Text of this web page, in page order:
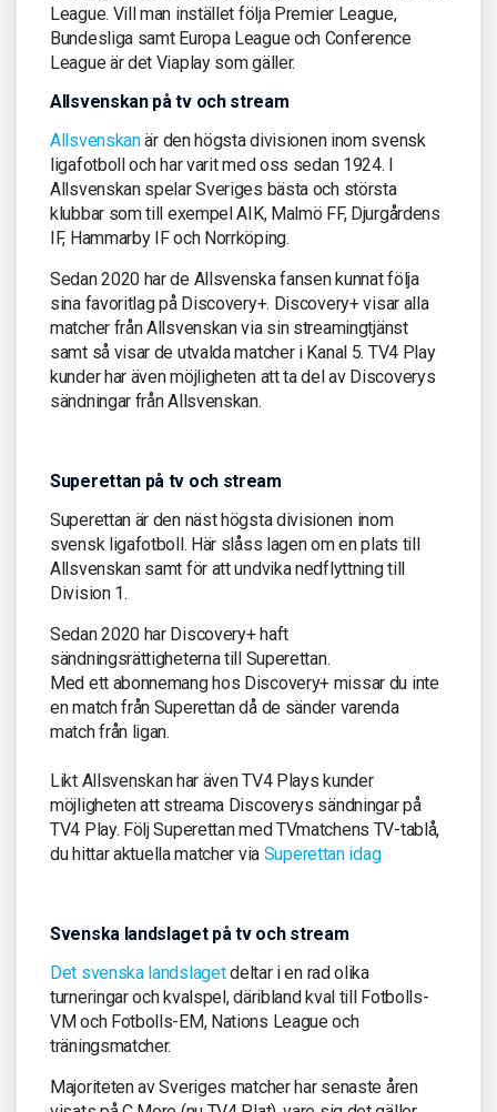
League. Vill man instället följa Premier League,
Bundesliga samt Europa League och Conference
League är det Viaplay som gäller.
Allsvenskan på tv och stream
Allsvenskanär den högsta divisionen inom svensk
ligafotboll och har varit med oss sedan 1924. I
Allsvenskan spelar Sveriges bästa och största
klubbar som till exempel AIK, Malmö FF, Djurgårdens
IF, Hammarby IF och Norrköping.
Sedan 2020 har de Allsvenska fansen kunnat följa
sina favoritlag på Discovery+. Discovery+ visar alla
matcher från Allsvenskan via sin streamingtjänst
samt så visar de utvalda matcher i Kanal 5. TV4 Play
kunder har även möjligheten att ta del av Discoverys
sändningar från Allsvenskan.
Superettan på tv och stream
Superettan är den näst högsta divisionen inom
svensk ligafotboll. Här slåss lagen om en plats till
Allsvenskan samt för att undvika nedflyttning till
Division 1.
Sedan 2020 har Discovery+ haft
sändningsrättigheterna till Superettan.
Med ett abonnemang hos Discovery+ missar du inte
en match från Superettan då de sänder varenda
match från ligan.
Likt Allsvenskan har även TV4 Plays kunder
möjligheten att streama Discoverys sändningar på
TV4 Play. Följ Superettan med TVmatchens TV-tablå,
du hittar aktuella matcher via Superettan idag
Svenska landslaget på tv och stream
Det svenska landslagetdeltar i en rad olika
turneringar och kvalspel, däribland kval till Fotbolls-
VM och Fotbolls-EM, Nations League och
träningsmatcher.
Majoriteten av Sveriges matcher har senaste åren